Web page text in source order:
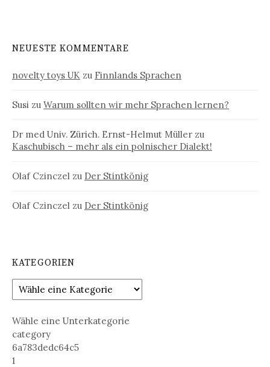
NEUESTE KOMMENTARE
novelty toys UK zu Finnlands Sprachen
Susi zu Warum sollten wir mehr Sprachen lernen?
Dr med Univ. Zürich. Ernst-Helmut Müller zu
Kaschubisch – mehr als ein polnischer Dialekt!
Olaf Czinczel zu Der Stintkönig
Olaf Czinczel zu Der Stintkönig
KATEGORIEN
Wähle eine Unterkategorie
category
6a783dedc64c5
1